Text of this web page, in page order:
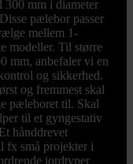
300 mm i diameter
pælebor passer
mellem 1-
modeller. Til større
mm, anbefaler vi en
og sikkerhed.
og fremmest skal
pæleboret til. Skal
til et gyngestativ
hånddrevet
små projekter i
jordtyper